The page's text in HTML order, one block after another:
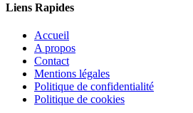
Liens Rapides
Accueil
A propos
Contact
Mentions légales
Politique de confidentialité
Politique de cookies